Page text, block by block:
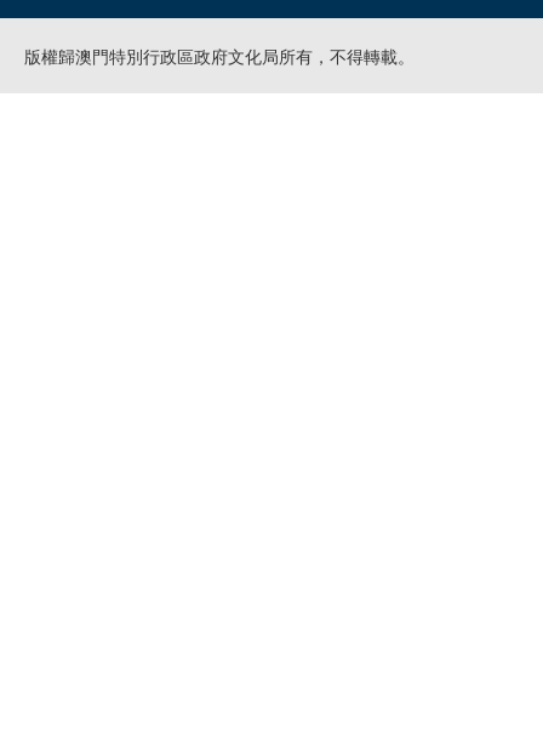
版權歸澳門特別行政區政府文化局所有，不得轉載。